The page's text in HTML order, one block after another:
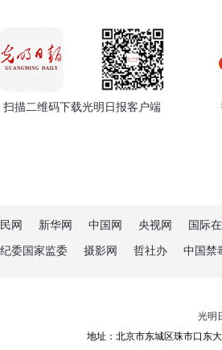
扫描二维码下载光明日报客户端
网 新华网 中国网 央视网 国际
委国家监委 摄影网 哲社办 中国禁
光明
地址：北京市东城区珠市口东